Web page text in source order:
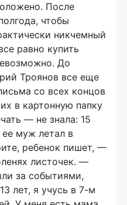
После
чтобы
никчемный
равно купить
До
Троянов все еще
со всех концов
в картонную папку
— не знала: 15
ее муж летал в
ребенок пишет, —
листочек. —
за событиями,
лет, я учусь в 7-м